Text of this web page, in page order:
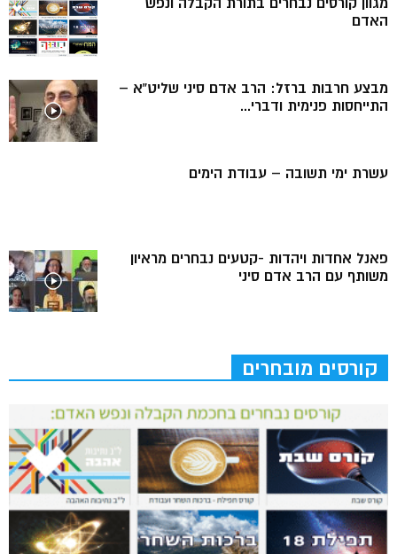
מגוון קורסים נבחרים בתורת הקבלה ונפש
האדם
מבצע חרבות ברזל: הרב אדם סיני שליט”א –
התייחסות פנימית ודברי...
עשרת ימי תשובה – עבודת הימים
פאנל אחדות ויהדות -קטעים נבחרים מראיון
משותף עם הרב אדם סיני
קורסים מובחרים